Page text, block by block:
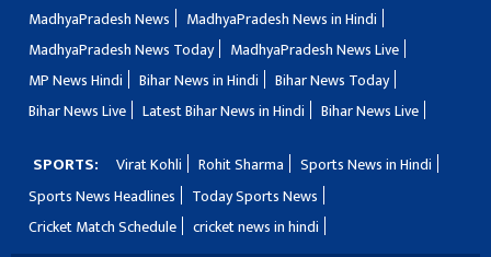
MadhyaPradesh News
MadhyaPradesh News in Hindi
MadhyaPradesh News Today
MadhyaPradesh News Live
MP News Hindi
Bihar News in Hindi
Bihar News Today
Bihar News Live
Latest Bihar News in Hindi Bihar News Live
SPORTS: Virat Kohli Rohit Sharma
Sports News in Hindi
Sports News Headlines
Today Sports News
Cricket Match Schedule
cricket news in hindi